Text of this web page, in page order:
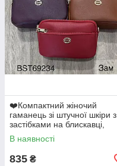
❤️Компактний жіночий
гаманець зі штучної шкіри з
застібками на блискавці,
сумка клатч
В наявності
835 ₴